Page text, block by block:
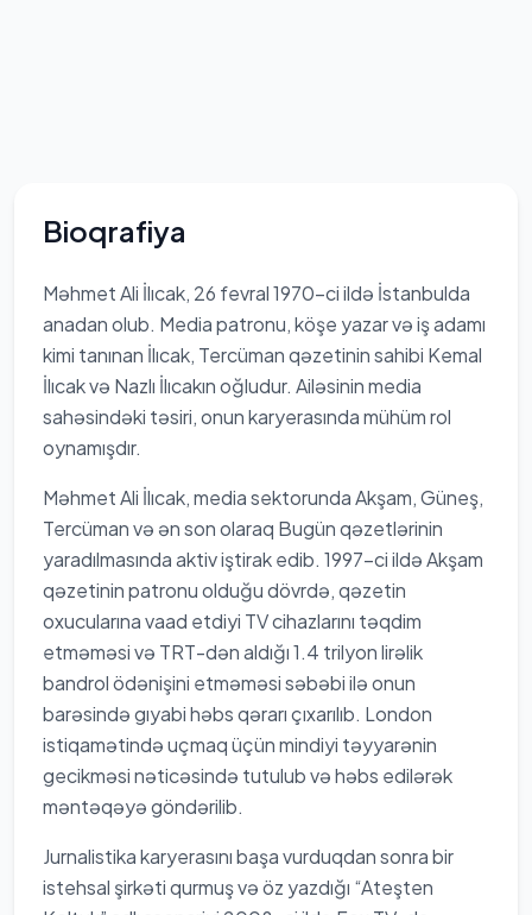
Bioqrafiya
Məhmet Ali İlıcak, 26 fevral 1970-ci ildə İstanbulda
anadan olub. Media patronu, köşe yazar və iş adamı
kimi tanınan İlıcak, Tercüman qəzetinin sahibi Kemal
İlıcak və Nazlı İlıcakın oğludur. Ailəsinin media
sahəsindəki təsiri, onun karyerasında mühüm rol
oynamışdır.
Məhmet Ali İlıcak, media sektorunda Akşam, Güneş,
Tercüman və ən son olaraq Bugün qəzetlərinin
yaradılmasında aktiv iştirak edib. 1997-ci ildə Akşam
qəzetinin patronu olduğu dövrdə, qəzetin
oxucularına vaad etdiyi TV cihazlarını təqdim
etməməsi və TRT-dən aldığı 1.4 trilyon lirəlik
bandrol ödənişini etməməsi səbəbi ilə onun
barəsində gıyabi həbs qərarı çıxarılıb. London
istiqamətində uçmaq üçün mindiyi təyyarənin
gecikməsi nəticəsində tutulub və həbs edilərək
məntəqəyə göndərilib.
Jurnalistika karyerasını başa vurduqdan sonra bir
istehsal şirkəti qurmuş və öz yazdığı “Ateşten